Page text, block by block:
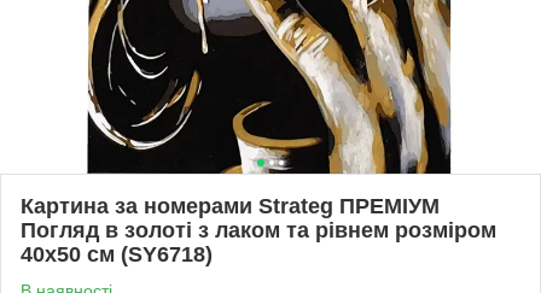
Картина за номерами Strateg ПРЕМІУМ
Погляд в золоті з лаком та рівнем розміром
40х50 см (SY6718)